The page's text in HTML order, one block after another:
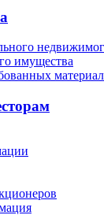
имущества